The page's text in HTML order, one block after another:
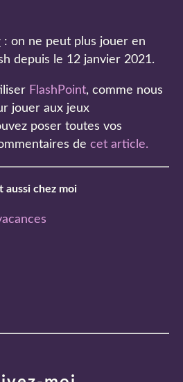
: on ne peut plus jouer en
depuis le 12 janvier 2021.
FlashPoint, comme nous
jouer aux jeux
poser toutes vos
de cet article.
aussi chez moi